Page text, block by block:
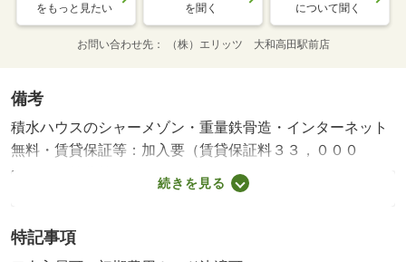
をもっと見たい を聞く について聞く
お問い合わせ先 （株）エリッツ 大和高田駅前店
備考
積水ハウスのシャーメゾン・重量鉄骨造・インターネット
無料・賃貸保証等：加入要（賃貸保証料３３，０００
円）・維持費等：シャーメゾンライフサポート１，３２０
円／月・家賃保証料２，０４６円／月・【関西本線 奈
す。高遮音床システムシャイド５５を採用し上階からの衝
続きを見る
特記事項